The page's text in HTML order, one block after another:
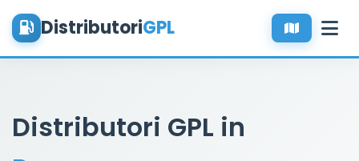
DistributoriGPL
Distributori GPL in